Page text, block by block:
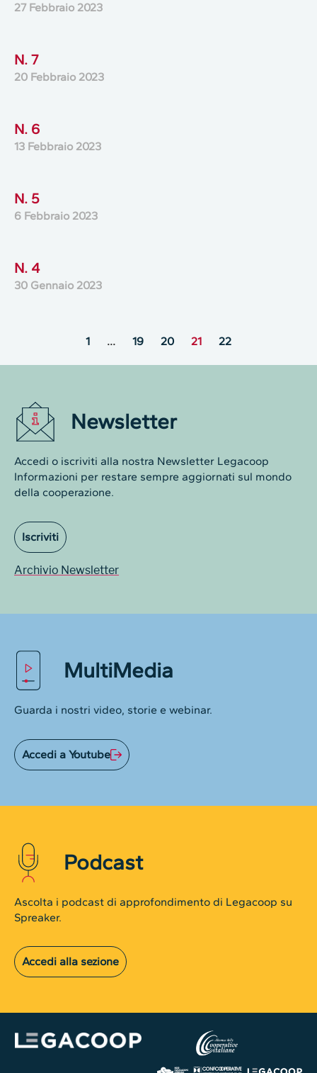
27 Febbraio 2023
N. 7
20 Febbraio 2023
N. 6
13 Febbraio 2023
N. 5
6 Febbraio 2023
N. 4
30 Gennaio 2023
1 … 19 20 21 22
Newsletter
Accedi o iscriviti alla nostra Newsletter Legacoop
Informazioni per restare sempre aggiornati sul mondo
della cooperazione.
Iscriviti
Archivio Newsletter
MultiMedia
Guarda i nostri video, storie e webinar.
Accedi a Youtube
Podcast
Ascolta i podcast di approfondimento di Legacoop su
Spreaker.
Accedi alla sezione